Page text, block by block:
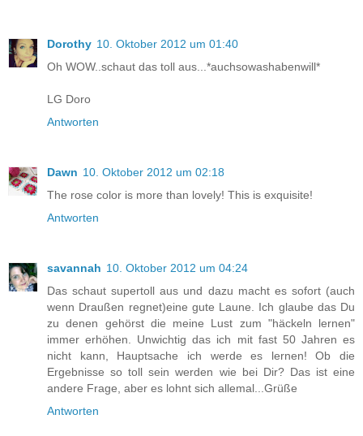
Dorothy 10. Oktober 2012 um 01:40
Oh WOW..schaut das toll aus...*auchsowashabenwill*
LG Doro
Antworten
Dawn 10. Oktober 2012 um 02:18
The rose color is more than lovely! This is exquisite!
Antworten
savannah 10. Oktober 2012 um 04:24
Das schaut supertoll aus und dazu macht es sofort (auch
wenn Draußen regnet)eine gute Laune. Ich glaube das Du
zu denen gehörst die meine Lust zum "häckeln lernen"
immer erhöhen. Unwichtig das ich mit fast 50 Jahren es
nicht kann, Hauptsache ich werde es lernen! Ob die
Ergebnisse so toll sein werden wie bei Dir? Das ist eine
andere Frage, aber es lohnt sich allemal...Grüße
Antworten